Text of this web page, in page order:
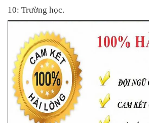
10: Trường học.